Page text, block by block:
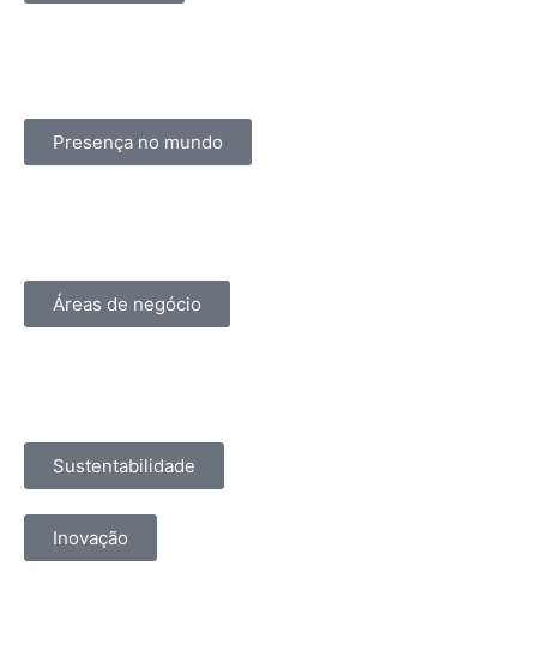
Presença no mundo
Áreas de negócio
Sustentabilidade
Inovação